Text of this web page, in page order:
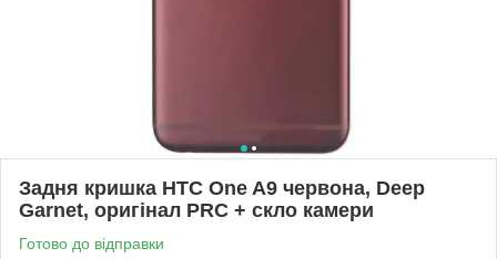
Задня кришка HTC One A9 червона, Deep
Garnet, оригінал PRC + скло камери
Готово до відправки